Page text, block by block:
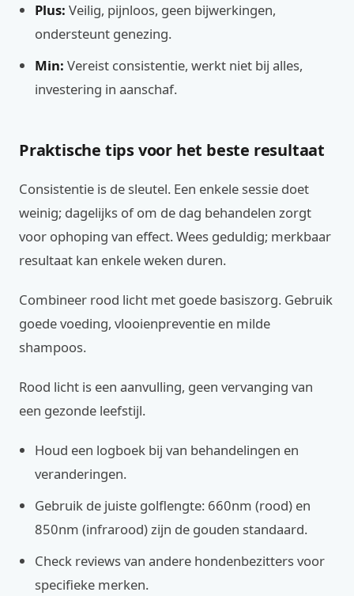
Plus: Veilig, pijnloos, geen bijwerkingen,
ondersteunt genezing.
Min: Vereist consistentie, werkt niet bij alles,
investering in aanschaf.
Praktische tips voor het beste resultaat
Consistentie is de sleutel. Een enkele sessie doet
weinig; dagelijks of om de dag behandelen zorgt
voor ophoping van effect. Wees geduldig; merkbaar
resultaat kan enkele weken duren.
Combineer rood licht met goede basiszorg. Gebruik
goede voeding, vlooienpreventie en milde
shampoos.
Rood licht is een aanvulling, geen vervanging van
een gezonde leefstijl.
Houd een logboek bij van behandelingen en
veranderingen.
Gebruik de juiste golflengte: 660nm (rood) en
850nm (infrarood) zijn de gouden standaard.
Check reviews van andere hondenbezitters voor
specifieke merken.